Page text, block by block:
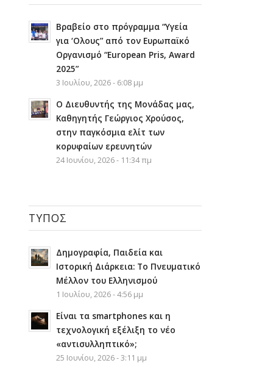
Βραβείο στο πρόγραμμα “Υγεία
για ‘Ολους” από τον Ευρωπαϊκό
Οργανισμό “European Pris, Award
2025”
3 Ιουλίου, 2026 - 6:08 μμ
Ο Διευθυντής της Μονάδας μας,
Καθηγητής Γεώργιος Χρούσος,
στην παγκόσμια ελίτ των
κορυφαίων ερευνητών
24 Ιουνίου, 2026 - 11:34 πμ
ΤΎΠΟΣ
Δημογραφία, Παιδεία και
Ιστορική Διάρκεια: Το Πνευματικό
Μέλλον του Ελληνισμού
1 Ιουλίου, 2026 - 4:56 μμ
Είναι τα smartphones και η
τεχνολογική εξέλιξη το νέο
«αντισυλληπτικό»;
25 Ιουνίου, 2026 - 3:11 μμ